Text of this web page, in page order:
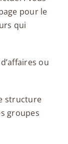
pour le
qui
ou
structure
groupes